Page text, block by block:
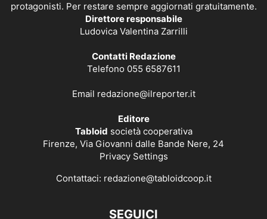
protagonisti. Per restare sempre aggiornati gratuitamente.
Direttore responsabile
Ludovica Valentina Zarrilli
Contatti Redazione
Telefono 055 6587611
Email redazione@ilreporter.it
Editore
Tabloid società cooperativa
Firenze, Via Giovanni dalle Bande Nere, 24
Privacy Settings
Contattaci: redazione@tabloidcoop.it
SEGUICI